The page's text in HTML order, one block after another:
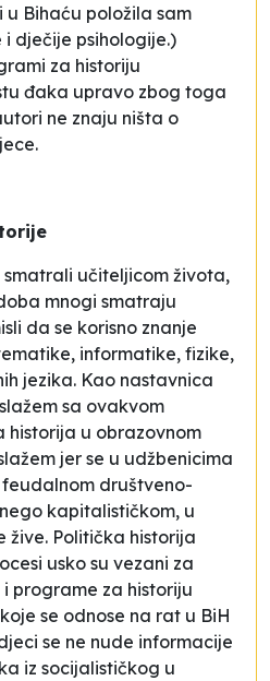
Bihaću položila sam
i dječije psihologije.)
za historiju
đaka upravo zbog toga
ne znaju ništa o
smatrali učiteljicom života,
mnogi smatraju
da se korisno znanje
informatike, fizike,
jezika. Kao nastavnica
sa ovakvom
historija u obrazovnom
jer se u udžbenicima
društveno-
kapitalističkom, u
žive. Politička historija
usko su vezani za
i programe za historiju
se odnose na rat u BiH
se ne nude informacije
iz socijalističkog u